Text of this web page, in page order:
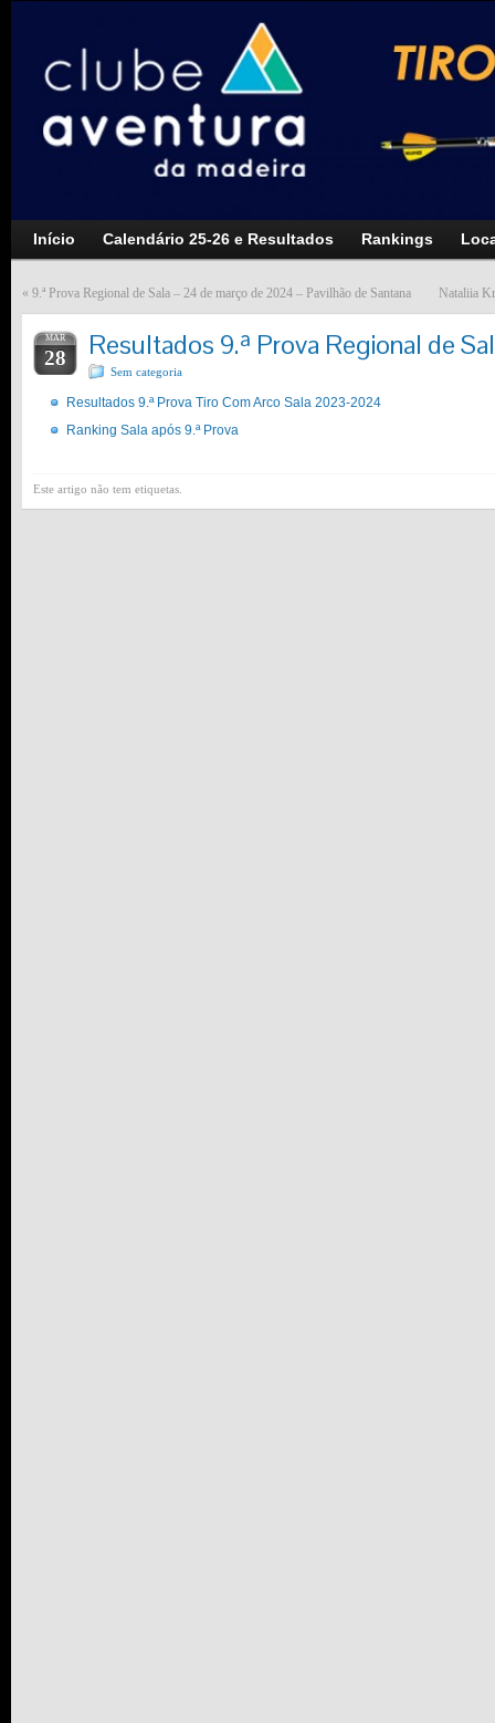
Início Calendário 25-26 e Resultados Rankings
« 9.ª Prova Regional de Sala – 24 de março de 2024 – Pavilhão de Santana Nataliia
MAR
28 Resultados 9.ª Prova Regional de
Sem categoria
Resultados 9.ª Prova Tiro Com Arco Sala 2023-2024
Ranking Sala após 9.ª Prova
Este artigo não tem etiquetas.